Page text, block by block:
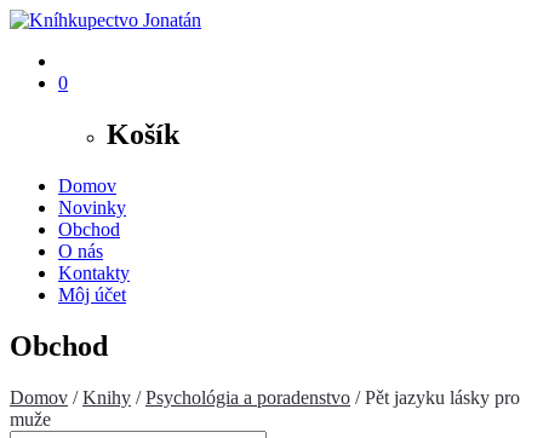
0
Košík
Domov
Novinky
Obchod
O nás
Kontakty
Môj účet
Obchod
Domov /Knihy /Psychológia a poradenstvo / Pět jazyku lásky pro
muže